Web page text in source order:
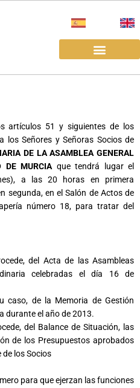
artículos 51 y siguientes de los
los Señores y Señoras Socios de
DE LA ASAMBLEA GENERAL
DE MURCIA que tendrá lugar el
a las 20 horas en primera
segunda, en el Salón de Actos de
número 18, para tratar del
del Acta de las Asambleas
celebradas el día 16 de
caso, de la Memoria de Gestión
durante el año de 2013.
del Balance de Situación, las
de los Presupuestos aprobados
de los Socios
para que ejerzan las funciones